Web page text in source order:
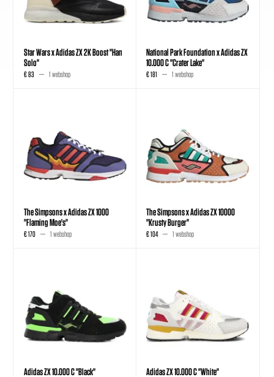
Star Wars x Adidas ZX 2K Boost "Han
Solo"
€ 83 1 webshop
National Park Foundation x Adidas ZX
10.000 C "Crater Lake"
€ 181 1 webshop
The Simpsons x Adidas ZX 1000
"Flaming Moe's"
€ 170 1 webshop
The Simpsons x Adidas ZX 10000
"Krusty Burger"
€ 104 1 webshop
Adidas ZX 10.000 C "Black" Adidas ZX 10.000 C "White"